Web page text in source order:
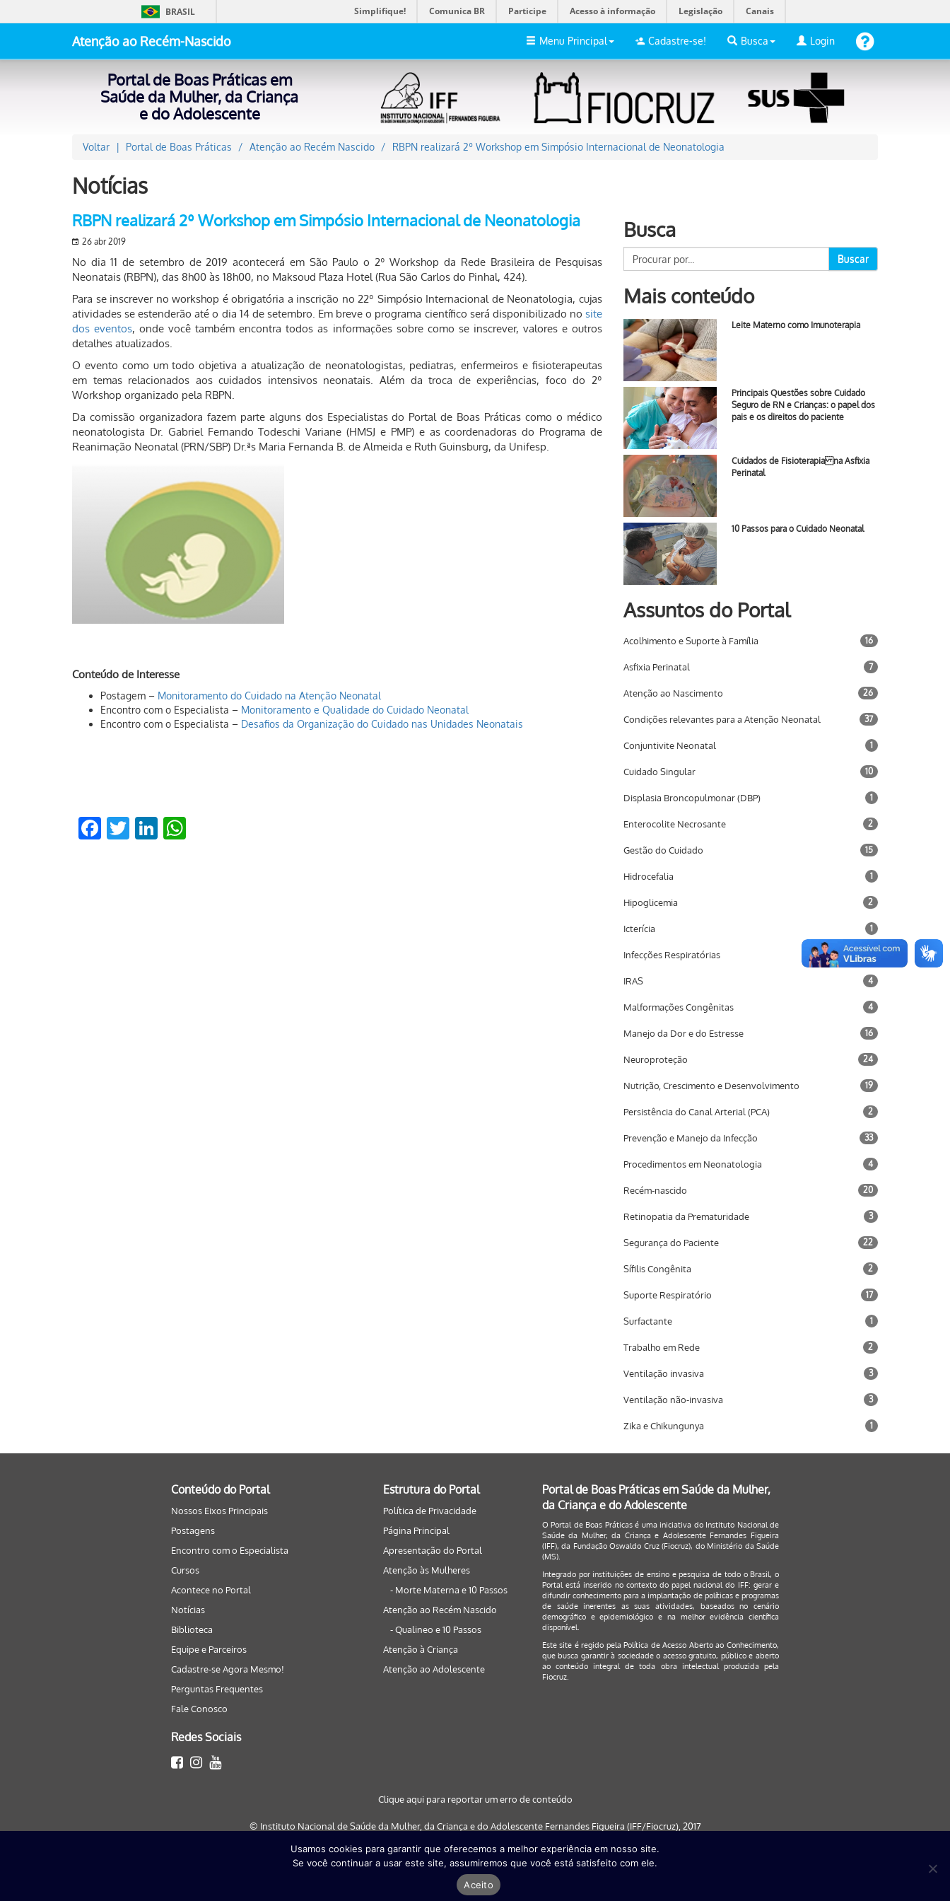
BRASIL Simplifique! Comunica BR Participe Acesso à informação Legislação Canais
Atenção ao Recém-Nascido Menu Principal Cadastre-se! Busca Login
Portal de Boas Práticas em
Saúde da Mulher, da Criança
e do Adolescente
Voltar Portal de Boas Práticas Atenção ao Recém Nascido RBPN realizará 2º Workshop em Simpósio Internacional de Neonatologia
Notícias
RBPN realizará 2º Workshop em Simpósio Internacional de Neonatologia
26 abr 2019
No dia 11 de setembro de 2019 acontecerá em São Paulo o 2º Workshop da Rede Brasileira de Pesquisas
Neonatais (RBPN), das 8h00 às 18h00, no Maksoud Plaza Hotel (Rua São Carlos do Pinhal, 424).
Para se inscrever no workshop é obrigatória a inscrição no 22º Simpósio Internacional de Neonatologia, cujas
atividades se estenderão até o dia 14 de setembro. Em breve o programa científico será disponibilizado no site
dos eventos, onde você também encontra todos as informações sobre como se inscrever, valores e outros
detalhes atualizados.
O evento como um todo objetiva a atualização de neonatologistas, pediatras, enfermeiros e fisioterapeutas
em temas relacionados aos cuidados intensivos neonatais. Além da troca de experiências, foco do 2º
Workshop organizado pela RBPN.
Da comissão organizadora fazem parte alguns dos Especialistas do Portal de Boas Práticas como o médico
neonatologista Dr. Gabriel Fernando Todeschi Variane (HMSJ e PMP) e as coordenadoras do Programa de
Reanimação Neonatal (PRN/SBP) Dr.ªs Maria Fernanda B. de Almeida e Ruth Guinsburg, da Unifesp.
Conteúdo de Interesse
Postagem – Monitoramento do Cuidado na Atenção Neonatal
Encontro com o Especialista – Monitoramento e Qualidade do Cuidado Neonatal
Encontro com o Especialista – Desafios da Organização do Cuidado nas Unidades Neonatais
Facebook
TwitterLinkedIn
Busca
Buscar
Mais conteúdo
Leite Materno como Imunoterapia
Principais Questões sobre Cuidado
Seguro de RN e Crianças: o papel dos
pais e os direitos do paciente
Cuidados de Fisioterapia na Asfixia
Perinatal
10 Passos para o Cuidado Neonatal
Assuntos do Portal
Acolhimento e Suporte à Família 16
Asfixia Perinatal 7
Atenção ao Nascimento 26
Condições relevantes para a Atenção Neonatal 37
Conjuntivite Neonatal 1
Cuidado Singular 10
Displasia Broncopulmonar (DBP) 1
Enterocolite Necrosante 2
Gestão do Cuidado 15
Hidrocefalia 1
Hipoglicemia 2
Icterícia 1
Infecções Respiratórias 16
IRAS 4
Malformações Congênitas 4
Manejo da Dor e do Estresse 16
Neuroproteção 24
Nutrição, Crescimento e Desenvolvimento 19
Persistência do Canal Arterial (PCA) 2
Prevenção e Manejo da Infecção 33
Procedimentos em Neonatologia 4
Recém-nascido 20
Retinopatia da Prematuridade 3
Segurança do Paciente 22
Sífilis Congênita 2
Suporte Respiratório 17
Surfactante 1
Trabalho em Rede 2
Ventilação invasiva 3
Ventilação não-invasiva 3
Zika e Chikungunya 1
Conteúdo do Portal
Nossos Eixos Principais
Postagens
Encontro com o Especialista
Cursos
Acontece no Portal
Notícias
Biblioteca
Equipe e Parceiros
Cadastre-se Agora Mesmo!
Perguntas Frequentes
Fale Conosco
Redes Sociais
Estrutura do Portal
Política de Privacidade
Página Principal
Apresentação do Portal
Atenção às Mulheres
- Morte Materna e 10 Passos
Atenção ao Recém Nascido
- Qualineo e 10 Passos
Atenção à Criança
Atenção ao Adolescente
Portal de Boas Práticas em Saúde da Mulher,
da Criança e do Adolescente
O Portal de Boas Práticas é uma iniciativa do Instituto Nacional de
Saúde da Mulher, da Criança e Adolescente Fernandes Figueira
(IFF), da Fundação Oswaldo Cruz (Fiocruz), do Ministério da Saúde
(MS).
Integrado por instituições de ensino e pesquisa de todo o Brasil, o
Portal está inserido no contexto do papel nacional do IFF: gerar e
difundir conhecimento para a implantação de políticas e programas
de saúde inerentes as suas atividades, baseados no cenário
demográfico e epidemiológico e na melhor evidência científica
disponível.
Este site é regido pelaPolítica de Acesso Aberto ao Conhecimento,
que busca garantir à sociedade o acesso gratuito, público e aberto
ao conteúdo integral de toda obra intelectual produzida pela
Fiocruz.
Clique aqui para reportar um erro de conteúdo
© Instituto Nacional de Saúde da Mulher, da Criança e do Adolescente Fernandes Figueira (IFF/Fiocruz), 2017
Este site será melhor visualizado nos navegadores: Google Chrome (a partir da versão 30) | Internet Explorer (a partir da versão 9) | FireFox ( a
partir da versão 29)
Desenvolvido porQuattri Design
Usamos cookies para garantir que oferecemos a melhor experiência em nosso site.
Se você continuar a usar este site, assumiremos que você está satisfeito com ele.
Aceito